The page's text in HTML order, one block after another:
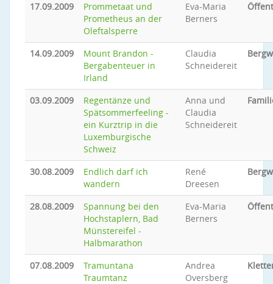
17.09.2009
Prommetaat und
Prometheus an der
Oleftalsperre
Eva-Maria
Berners
14.09.2009
Mount Brandon -
Bergabenteuer in
Irland
Claudia
Schneidereit
03.09.2009
Regentänze und
Spätsommerfeeling -
ein Kurztrip in die
Luxemburgische
Schweiz
Anna und
Claudia
Schneidereit
30.08.2009
Endlich darf ich
wandern
René
Dreesen
28.08.2009
Spannung bei den
Hochstaplern, Bad
Münstereifel -
Halbmarathon
Eva-Maria
Berners
07.08.2009
Tramuntana
Traumtanz
Andrea
Oversberg